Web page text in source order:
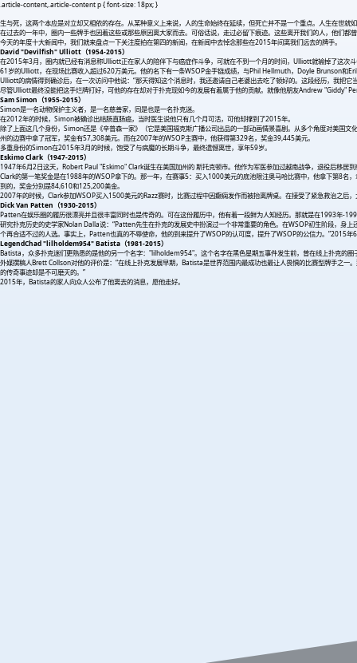
.article-content,.article-content p { font-size: 18px; }
生与死，这两个本应是对立却又相依的存在。从某种意义上来说，人的生命始终在延续，但死亡并不是一个重点。人生在世
在过去的一年中，圈内一些牌手也因着这些或那些原因离大家而去。可俗话说，走过必留下痕迹。这些离开我们的人，他们
今天的年度十大新闻中，我们就来盘点一下关注度拍在第四的新闻，在新闻中去悼念那些在2015年间离我们远去的牌手。
David "Devilfish" Ulliott（1954-2015）
在2015年3月，圈内就已经有消息称Ulliott正在家人的陪伴下与癌症作斗争，可就在不到一个月的时间，Ulliott就输掉了这次
61岁的Ulliott，在现场比赛收入超过620万美元。他的名下有一条WSOP金手链成绩，与Phil Hellmuth，Doyle Brunson和
Ulliott的病情得到确诊后，在一次访问中他说：“那天得知这个消息时，我还邀请自己老婆出去吃了顿好的。这段经历，我把
尽管Ulliott最终没能把这手烂牌打好，可他的存在却对于扑克现如今的发展有着属于他的贡献。就像他朋友Andrew "Giddy"
Sam Simon（1955-2015）
Simon是一名动物保护主义者，是一名慈善家，同是也是一名扑克迷。
在2012年的时候，Simon被确诊出结肠直肠癌，当时医生说他只有几个月可活，可他却撑到了2015年。
除了上面这几个身份，Simon还是《辛普森一家》（它是美国福克斯广播公司出品的一部动画情景喜剧。从多个角度对美国
州的边赛中拿了冠军，奖金有57,308美元。而在2007年的WSOP主赛中，他获得第329名，奖金39,445美元。
多重身份的Simon在2015年3月的时候，饱受了与病魔的长期斗争，最终遗憾离世，享年59岁。
Eskimo Clark（1947-2015）
1947年6月2日这天，Robert Paul "Eskimo" Clark诞生在美国加州的 斯托克顿市。他作为军医参加过越南战争，退役后移居
Clark的第一笔奖金是在1988年的WSOP拿下的。那一年，在赛事5：买入1000美元的底池限注奥马哈比赛中，他拿下第8
到的，奖金分别是84,610和125,200美金。
2007年的时候，Clark参加WSOP买入1500美元的Razz赛时，比赛过程中因癫痫发作而被抬离牌桌。在接受了紧急救治之
Dick Van Patten（1930-2015）
Patten在娱乐圈的履历很漂亮并且很丰富同时也是传奇的。可在这份履历中，他有着一段鲜为人知经历。那就是在1993年-
研究扑克历史的史学家Nolan Dalla说：“Patten先生在扑克的发展史中扮演过一个非常重要的角色。在WSOP初生阶段，身上
个再合适不过的人选。事实上，Patten也真的不辱使命，他的到来提升了WSOP的认可度，提升了WSOP的公信力。”2015
LegendChad "lilholdem954" Batista（1981-2015）
Batista，众多扑克迷们更熟悉的是他的另一个名字："lilholdem954"。这个名字在黑色星期五事件发生前，曾在线上扑克
外媒撰稿人Brett Collson对他的评价是：“在线上扑克发展早期，Batista是世界范围内最成功也最让人畏惧的比赛型牌手之一
的传奇事迹却是不可磨灭的。”
2015年，Batista的家人向众人公布了他离去的消息，愿他走好。